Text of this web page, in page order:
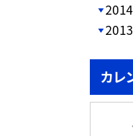
カレ